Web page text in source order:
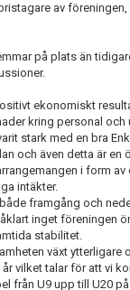
av
på plats än
ekonomiskt
kring personal och
stark med en bra
och även detta är en
i form av
intäkter.
framgång och
inget föreningen
stabilitet.
växt ytterligare
vilket talar för att vi
från U9 upp till U20